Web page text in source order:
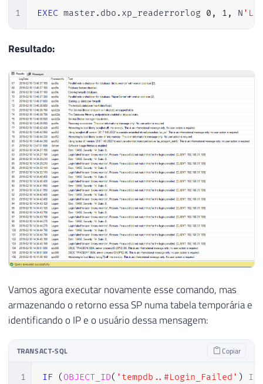
1 EXEC master . dbo . xp_readerrorlog 0 , 1 , N
Resultado:
Vamos agora executar novamente esse comando, mas
armazenando o retorno essa SP numa tabela temporária e
identificando o IP e o usuário dessa mensagem:
TRANSACT-SQL Copiar
1
IF (OBJECT_ID( 'tempdb..#Login_Failed' )
IS